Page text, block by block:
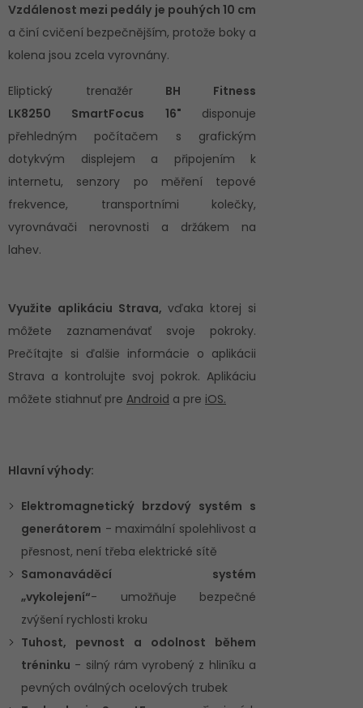
Vzdálenost mezi pedály je pouhých 10 cm
a činí cvičení bezpečnějším, protože boky a
kolena jsou zcela vyrovnány.
Eliptický trenažér BH Fitness
LK8250 SmartFocus 16" disponuje
přehledným počítačem s grafickým
dotykvým displejem a připojením k
internetu, senzory po měření tepové
frekvence, transportními kolečky,
vyrovnávači nerovnosti a držákem na
lahev.
Využite aplikáciu Strava, vďaka ktorej si
môžete zaznamenávať svoje pokroky.
Prečítajte si ďalšie informácie o aplikácii
Strava a kontrolujte svoj pokrok. Aplikáciu
môžete stiahnuť pre Android a pre iOS.
Hlavní výhody:
Elektromagnetický brzdový systém s
generátorem - maximální spolehlivost a
přesnost, není třeba elektrické sítě
Samonaváděcí systém
„vykolejení“- umožňuje bezpečné
zvýšení rychlosti kroku
Tuhost, pevnost a odolnost během
tréninku - silný rám vyrobený z hliníku a
pevných oválných ocelových trubek